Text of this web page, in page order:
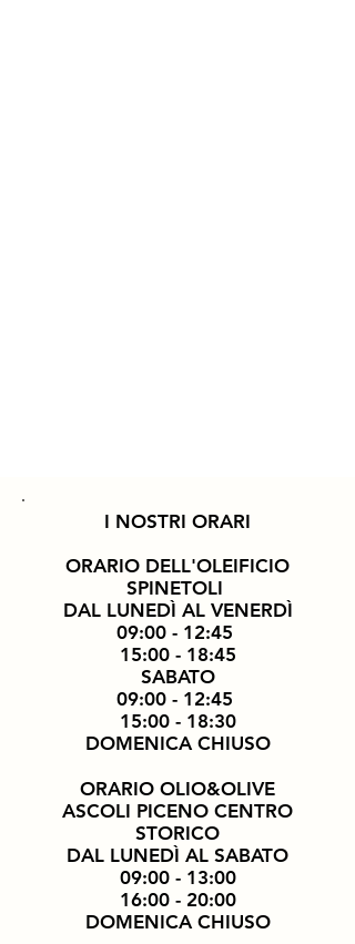
I NOSTRI ORARI
ORARIO DELL'OLEIFICIO
SPINETOLI
DAL LUNEDÌ AL VENERDÌ
09:00 - 12:45
15:00 - 18:45
SABATO
09:00 - 12:45
15:00 - 18:30
DOMENICA CHIUSO
ORARIO OLIO&OLIVE
ASCOLI PICENO CENTRO
STORICO
DAL LUNEDÌ AL SABATO
09:00 - 13:00
16:00 - 20:00
DOMENICA CHIUSO